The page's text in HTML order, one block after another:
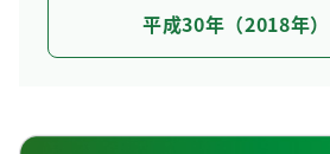
平成30年（2018年